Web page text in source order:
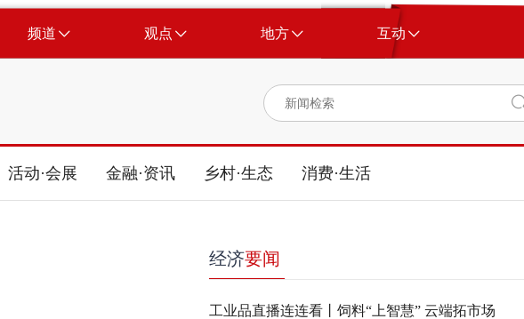
频道 观点 地方 互动
活动·会展 金融·资讯 乡村·生态 消费·生活
经济要闻
工业品直播连连看丨饲料“上智慧” 云端拓市场